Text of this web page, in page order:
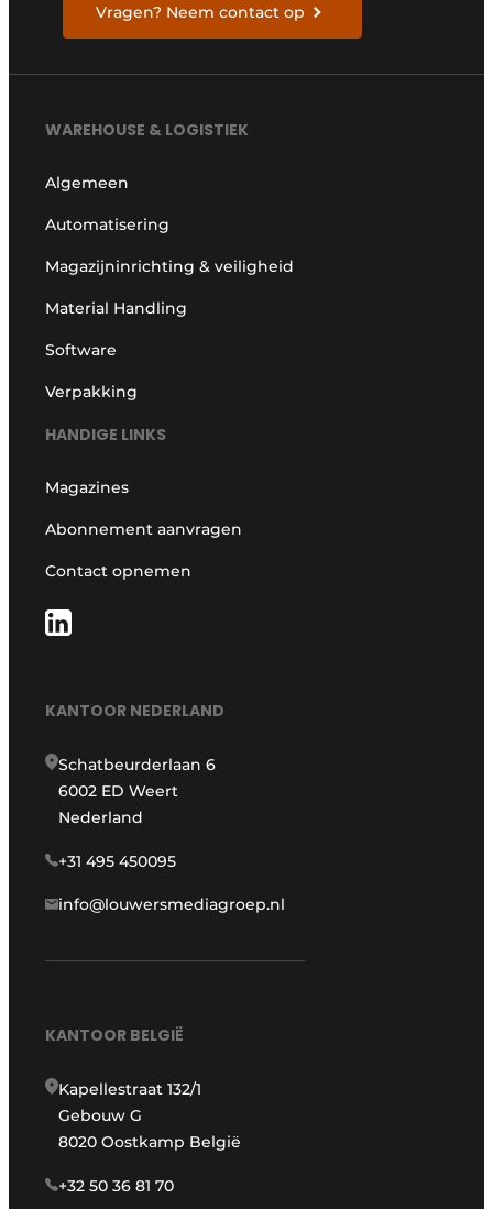
Vragen? Neem contact op
WAREHOUSE & LOGISTIEK
Algemeen
Automatisering
Magazijninrichting & veiligheid
Material Handling
Software
Verpakking
HANDIGE LINKS
Magazines
Abonnement aanvragen
Contact opnemen
KANTOOR NEDERLAND
Schatbeurderlaan 6
6002 ED Weert
Nederland
+31 495 450095
info@louwersmediagroep.nl
KANTOOR BELGIË
Kapellestraat 132/1
Gebouw G
8020 Oostkamp België
+32 50 36 81 70